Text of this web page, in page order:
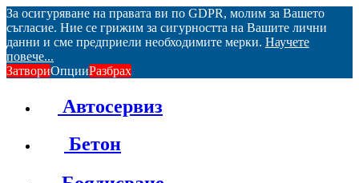
За осигуряване на правата ви по GDPR, молим за Вашето
съгласие. Ние се грижим за сигурността на Вашите лични
данни и сме предприели необходимите мерки. Научете
повече...
ЗатвориОпцииРазбрах
Автосервиз
Бетон